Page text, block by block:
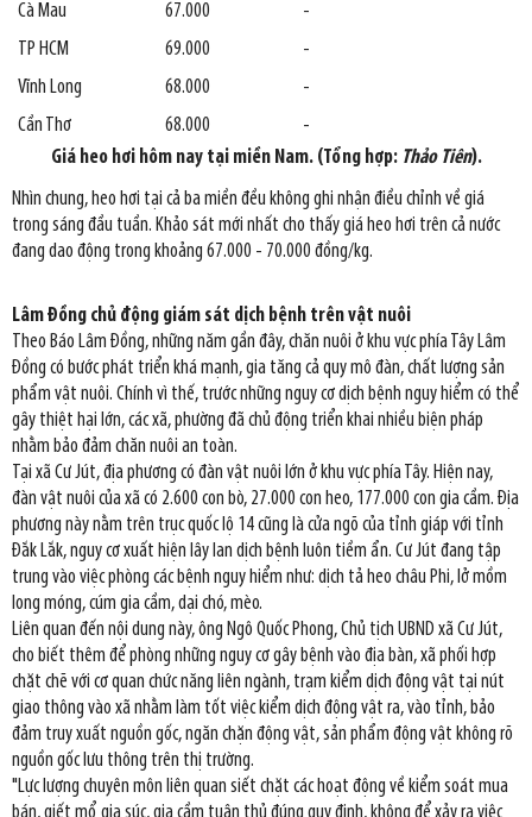
Cà Mau
67.000
-
TP HCM
69.000
-
Vĩnh Long
68.000
-
Cần Thơ
68.000
-
Giá heo hơi hôm nay tại miền Nam. (Tổng hợp: Thảo Tiên).
Nhìn chung, heo hơi tại cả ba miền đều không ghi nhận điều chỉnh về giá
trong sáng đầu tuần. Khảo sát mới nhất cho thấy giá heo hơi trên cả nước
đang dao động trong khoảng 67.000 - 70.000 đồng/kg.
Lâm Đồng chủ động giám sát dịch bệnh trên vật nuôi
Theo Báo Lâm Đồng, những năm gần đây, chăn nuôi ở khu vực phía Tây Lâm
Đồng có bước phát triển khá mạnh, gia tăng cả quy mô đàn, chất lượng sản
phẩm vật nuôi. Chính vì thế, trước những nguy cơ dịch bệnh nguy hiểm có thể
gây thiệt hại lớn, các xã, phường đã chủ động triển khai nhiều biện pháp
nhằm bảo đảm chăn nuôi an toàn.
Tại xã Cư Jút, địa phương có đàn vật nuôi lớn ở khu vực phía Tây. Hiện nay,
đàn vật nuôi của xã có 2.600 con bò, 27.000 con heo, 177.000 con gia cầm. Địa
phương này nằm trên trục quốc lộ 14 cũng là cửa ngõ của tỉnh giáp với tỉnh
Đắk Lắk, nguy cơ xuất hiện lây lan dịch bệnh luôn tiềm ẩn. Cư Jút đang tập
trung vào việc phòng các bệnh nguy hiểm như: dịch tả heo châu Phi, lở mồm
long móng, cúm gia cầm, dại chó, mèo.
Liên quan đến nội dung này, ông Ngô Quốc Phong, Chủ tịch UBND xã Cư Jút,
cho biết thêm để phòng những nguy cơ gây bệnh vào địa bàn, xã phối hợp
chặt chẽ với cơ quan chức năng liên ngành, trạm kiểm dịch động vật tại nút
giao thông vào xã nhằm làm tốt việc kiểm dịch động vật ra, vào tỉnh, bảo
đảm truy xuất nguồn gốc, ngăn chặn động vật, sản phẩm động vật không rõ
nguồn gốc lưu thông trên thị trường.
"Lực lượng chuyên môn liên quan siết chặt các hoạt động về kiểm soát mua
bán, giết mổ gia súc, gia cầm tuân thủ đúng quy định, không để xảy ra việc